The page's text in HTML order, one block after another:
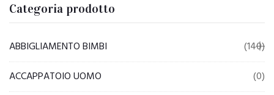
€29.95.€21.00.
Categoria prodotto
ABBIGLIAMENTO BIMBI
(140)
ACCAPPATOIO UOMO
(0)